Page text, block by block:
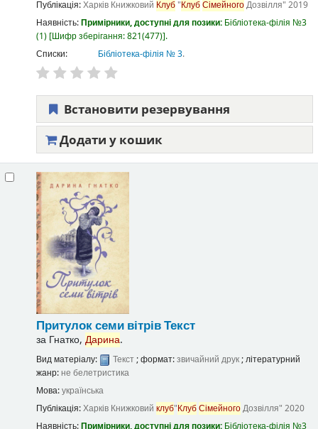
Публікація:Харків Книжковий Клуб"КлубСімейногоДозвілля" 2019
Наявність:Примірники, доступні для позики: Бібліотека-філія №3
(1) Шифр зберігання:821(477) .
Списки:
Бібліотека-філія № 3.
Встановити резервування
Додати у кошик
Притулок семи вітрівТекст
за Гнатко, Дарина.
Вид матеріалу: Текст; формат:звичайний друк; літературний
жанр: не белетристика
Мова:українська
Публікація:Харків Книжковий клуб"КлубСімейногоДозвілля" 2020
Наявність:Примірники, доступні для позики: Бібліотека-філія №3